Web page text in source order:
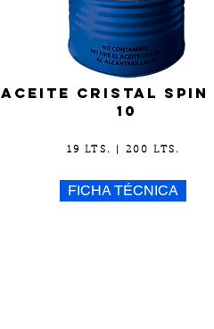
aceite CRISTAL SPIN
10
19 LTS. | 200 LTS.
FICHA TÉCNICA